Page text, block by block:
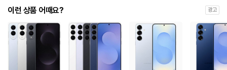
는
대
략
적
인
이런 상품 어때요? 광고